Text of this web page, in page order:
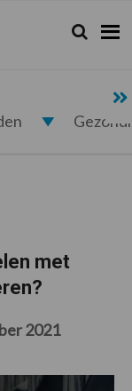
Zoeken...
Zoek
met
2021